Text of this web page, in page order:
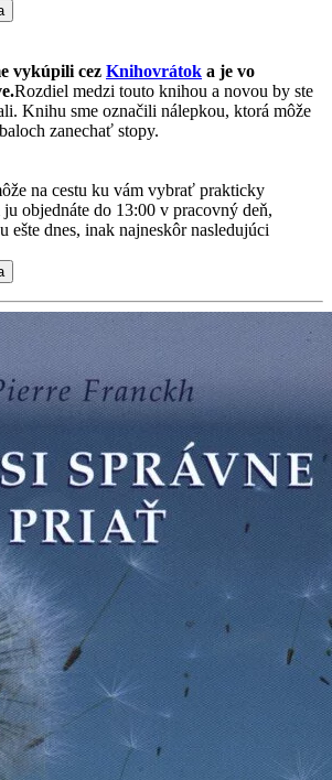
vykúpili cez Knihovrátok a je vo
Rozdiel medzi touto knihou a novou by ste
Knihu sme označili nálepkou, ktorá môže
zanechať stopy.
na cestu ku vám vybrať prakticky
objednáte do 13:00 v pracovný deň,
ešte dnes, inak najneskôr nasledujúci